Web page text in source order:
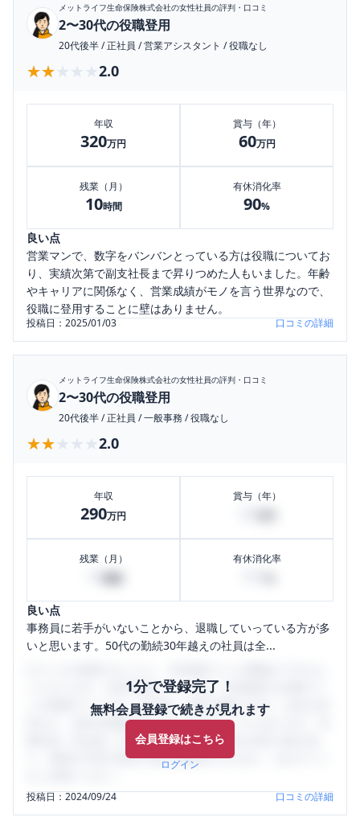
メットライフ生命保険株式会社の女性社員の評判・口コミ
2〜30代の役職登用
20代後半/正社員 /営業アシスタント /役職なし
★★★★★
★★★★★ 2.0
年収
320万円
賞与（年）
60万円
残業（月）
10時間
有休消化率
90%
良い点
営業マンで、数字をバンバンとっている方は役職についてお
り、実績次第で副支社長まで昇りつめた人もいました。年齢
やキャリアに関係なく、営業成績がモノを言う世界なので、
役職に登用することに壁はありません。
投稿日：2025/01/03 口コミの詳細
メットライフ生命保険株式会社の女性社員の評判・口コミ
2〜30代の役職登用
20代後半/正社員 /一般事務 /役職なし
★★★★★
★★★★★ 2.0
年収
290万円
賞与（年）
残業（月） 有休消化率
良い点
事務員に若手がいないことから、退職していっている方が多
いと思います。50代の勤続30年越えの社員は全...
1分で登録完了！
無料会員登録で続きが見れます
会員登録はこちら
ログイン
うになります。SHEHUB(シーハブ)は、女性限定の企業口コ
ミの投稿サイトです。給与面・女性の働きやすさ・会社の評
判など、女性の転職は気にすべき点がたくさんあります。先
輩社員（元社員）の口コミを通して、本当の会社の姿を知
り、将来の不安や現在の悩みを解消するために、ぜひサイト
投稿日：2024/09/24 口コミの詳細